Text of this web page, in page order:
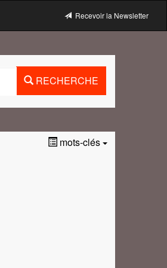
Recevoir la Newsletter
RECHERCHE
mots-clés